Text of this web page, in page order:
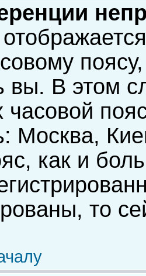
вы. В этом
часовой
Москва,
как и
то